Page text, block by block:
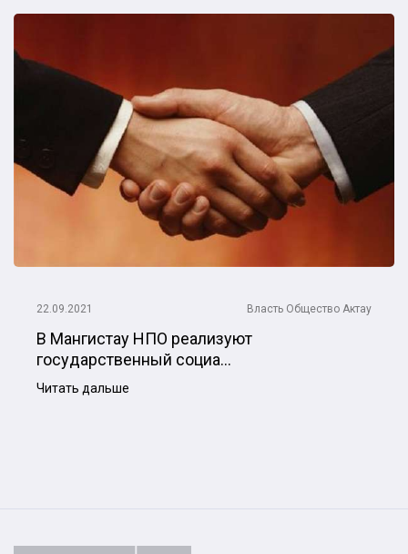
22.09.2021 Власть Общество Актау
В Мангистау НПО реализуют
государственный социа...
Читать дальше